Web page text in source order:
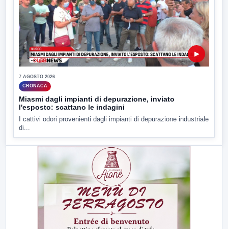
▶
7 AGOSTO 2026
CRONACA
Miasmi dagli impianti di depurazione, inviato
l'esposto: scattano le indagini
I cattivi odori provenienti dagli impianti di depurazione industriale
di...